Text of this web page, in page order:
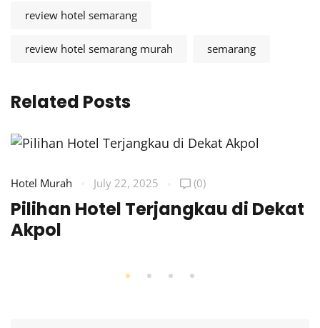
review hotel semarang
review hotel semarang murah semarang
Related Posts
Hotel Murah July 22, 2025 (0)
Pilihan Hotel Terjangkau di Dekat
Akpol